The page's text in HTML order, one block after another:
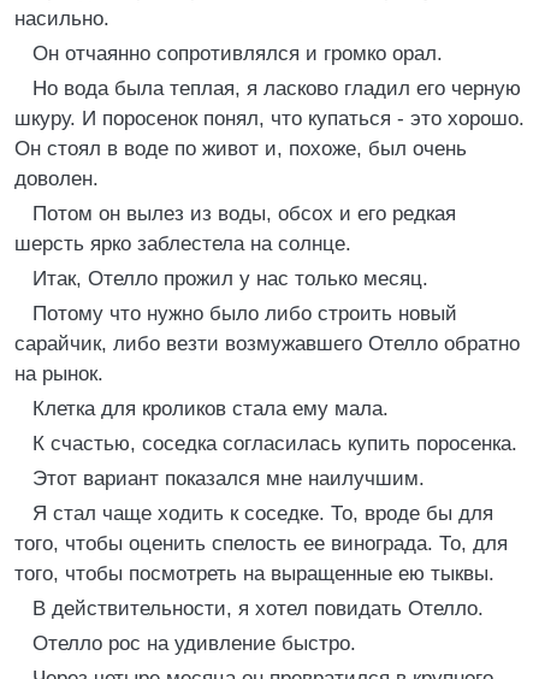
насильно.
Он отчаянно сопротивлялся и громко орал.
Но вода была теплая, я ласково гладил его черную
шкуру. И поросенок понял, что купаться - это хорошо.
Он стоял в воде по живот и, похоже, был очень
доволен.
Потом он вылез из воды, обсох и его редкая
шерсть ярко заблестела на солнце.
Итак, Отелло прожил у нас только месяц.
Потому что нужно было либо строить новый
сарайчик, либо везти возмужавшего Отелло обратно
на рынок.
Клетка для кроликов стала ему мала.
К счастью, соседка согласилась купить поросенка.
Этот вариант показался мне наилучшим.
Я стал чаще ходить к соседке. То, вроде бы для
того, чтобы оценить спелость ее винограда. То, для
того, чтобы посмотреть на выращенные ею тыквы.
В действительности, я хотел повидать Отелло.
Отелло рос на удивление быстро.